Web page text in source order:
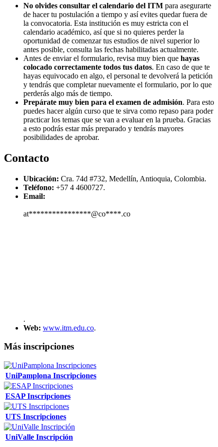
No olvides consultar el calendario del ITM para asegurarte
de hacer tu postulación a tiempo y así evites quedar fuera de
la convocatoria. Esta institución es muy estricta con el
calendario académico, así que si no quieres perder la
oportunidad de comenzar tus estudios de nivel superior lo
antes posible, consulta las fechas habilitadas actualmente.
Antes de enviar el formulario, revisa muy bien que hayas
colocado correctamente todos tus datos. En caso de que te
hayas equivocado en algo, el personal te devolverá la petición
y tendrás que completar nuevamente el formulario, por lo que
perderás algo más de tiempo.
Prepárate muy bien para el examen de admisión. Para esto
puedes hacer algún curso que te sirva como repaso para poder
practicar los temas que se van a evaluar en la prueba. Gracias
a esto podrás estar más preparado y tendrás mayores
posibilidades de aprobar.
Contacto
Ubicación: Cra. 74d #732, Medellín, Antioquia, Colombia.
Teléfono: +57 4 4600727.
Email:
at****************@co****.co
.
Web: www.itm.edu.co.
Más inscripciones
UniPamplona Inscripciones
ESAP Inscripciones
UTS Inscripciones
UniValle Inscripción